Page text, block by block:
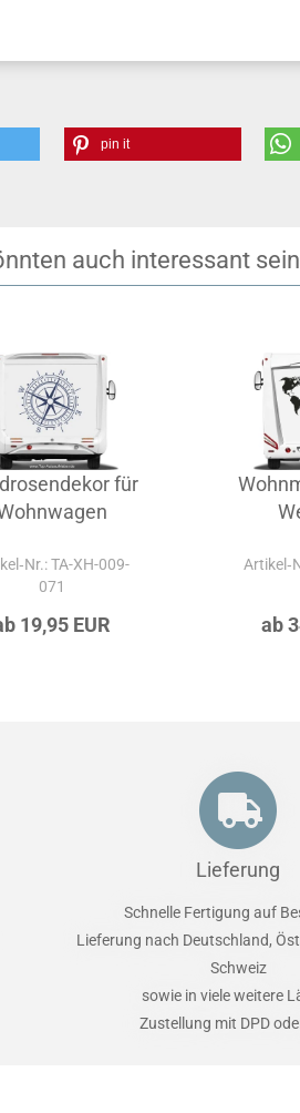
pin it
auch interessant sein
für
TA-XH-009-
071
19,95 EUR ab
Lieferung
Schnelle Fertigung auf
Lieferung nach Deutschland,
Schweiz
sowie in viele weitere
Zustellung mit DPD